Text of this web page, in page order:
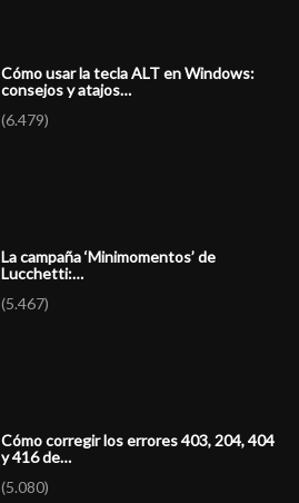
Cómo usar la tecla ALT en Windows:
consejos y atajos…
(6.479)
La campaña ‘Minimomentos’ de
Lucchetti:…
(5.467)
Cómo corregir los errores 403, 204, 404
y 416 de…
(5.080)